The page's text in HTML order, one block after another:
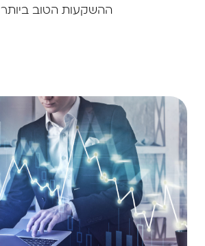
ההשקעות הטוב